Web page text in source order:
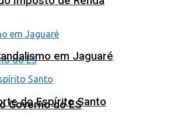
Governo do ES
em Jaguaré
do Espírito Santo